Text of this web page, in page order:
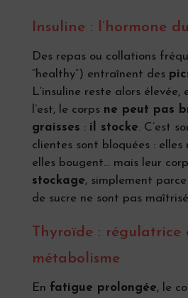
Insuline : l’hormone
Des repas ou collations
“healthy”) entraînent des
L’insuline reste alors élevée,
l’est, le corps ne peut pas
graisses : il stocke. C’est
clientes sont bloquées :
elles bougent… mais leur
stockage, simplement
de sucre ne sont pas
Thyroïde : régulatrice
métabolisme
En fatigue prolongée, le